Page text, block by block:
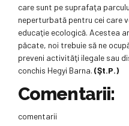
care sunt pe suprafaţa
neperturbată pentru cei care
educaţie ecologică. Acestea
păcate, noi trebuie să ne
preveni activităţi ilegale sau
conchis Hegyi Barna. (Şt.P.)
Comentarii:
comentarii